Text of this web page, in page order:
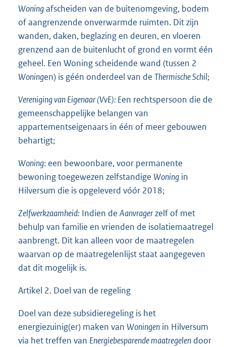
Woningafscheiden van de buitenomgeving, bodem
of aangrenzende onverwarmde ruimten. Dit zijn
wanden, daken, beglazing en deuren, en vloeren
grenzend aan de buitenlucht of grond en vormt één
geheel. Een Woning scheidende wand (tussen 2
Woningen) is géén onderdeel van de Thermische Schil;
Vereniging van Eigenaar (VvE): Een rechtspersoon die de
gemeenschappelijke belangen van
appartementseigenaars in één of meer gebouwen
behartigt;
Woning: een bewoonbare, voor permanente
bewoning toegewezen zelfstandige Woning in
Hilversum die is opgeleverd vóór 2018;
Zelfwerkzaamheid: Indien de Aanvragerzelf of met
behulp van familie en vrienden de isolatiemaatregel
aanbrengt. Dit kan alleen voor de maatregelen
waarvan op de maatregelenlijst staat aangegeven
dat dit mogelijk is.
Artikel 2. Doel van de regeling
Doel van deze subsidieregeling is het
energiezuinig(er) maken van Woningen in Hilversum
via het treffen van Energiebesparende maatregelen door